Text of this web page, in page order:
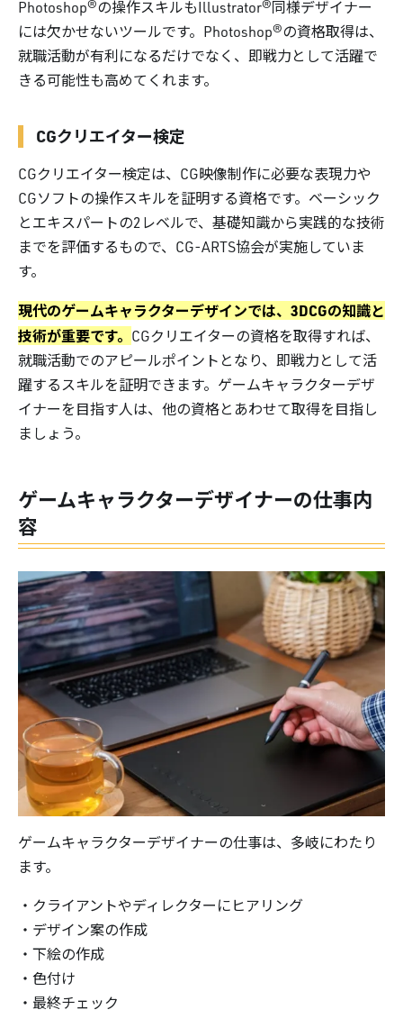
Photoshop®の操作スキルもIllustrator®同様デザイナー
には欠かせないツールです。Photoshop®の資格取得は、
就職活動が有利になるだけでなく、即戦力として活躍で
きる可能性も高めてくれます。
CGクリエイター検定
CGクリエイター検定は、CG映像制作に必要な表現力や
CGソフトの操作スキルを証明する資格です。ベーシック
とエキスパートの2レベルで、基礎知識から実践的な技術
までを評価するもので、CG-ARTS協会が実施していま
す。
現代のゲームキャラクターデザインでは、3DCGの知識と
技術が重要です。 CGクリエイターの資格を取得すれば、
就職活動でのアピールポイントとなり、即戦力として活
躍するスキルを証明できます。ゲームキャラクターデザ
イナーを目指す人は、他の資格とあわせて取得を目指し
ましょう。
ゲームキャラクターデザイナーの仕事内
容
ゲームキャラクターデザイナーの仕事は、多岐にわたり
ます。
・クライアントやディレクターにヒアリング
・デザイン案の作成
・下絵の作成
・色付け
・最終チェック